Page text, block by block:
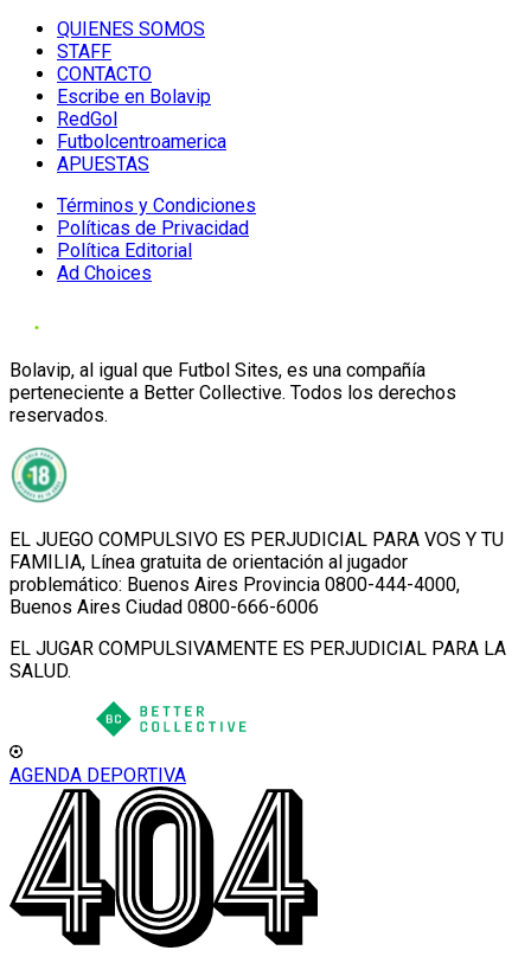
QUIENES SOMOS
STAFF
CONTACTO
Escribe en Bolavip
RedGol
Futbolcentroamerica
APUESTAS
Términos y Condiciones
Políticas de Privacidad
Política Editorial
Ad Choices
Bolavip, al igual que Futbol Sites, es una compañía
perteneciente a Better Collective. Todos los derechos
reservados.
EL JUEGO COMPULSIVO ES PERJUDICIAL PARA VOS Y TU
FAMILIA, Línea gratuita de orientación al jugador
problemático: Buenos Aires Provincia 0800-444-4000,
Buenos Aires Ciudad 0800-666-6006
EL JUGAR COMPULSIVAMENTE ES PERJUDICIAL PARA LA
SALUD.
AGENDA DEPORTIVA